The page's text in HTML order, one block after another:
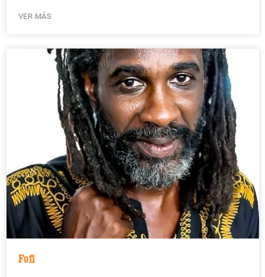
VER MÁS
Fofi